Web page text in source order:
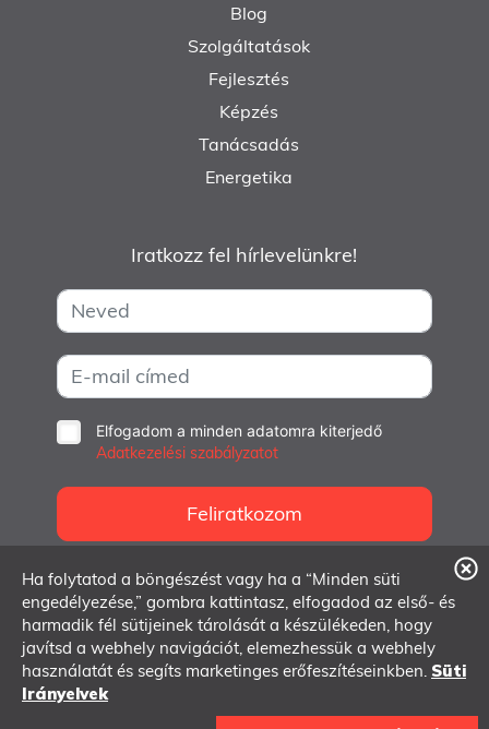
Blog
Szolgáltatások
Fejlesztés
Képzés
Tanácsadás
Energetika
Iratkozz fel hírlevelünkre!
Elfogadom a minden adatomra kiterjedő
Adatkezelési szabályzatot
Feliratkozom
info@dmlab.hu
1062 Budapest, Andrássy út 97.
Ha folytatod a böngészést vagy ha a “Minden süti
engedélyezése,” gombra kattintasz, elfogadod az első- és
harmadik fél sütijeinek tárolását a készülékeden, hogy
javítsd a webhely navigációt, elemezhessük a webhely
használatát és segíts marketinges erőfeszítéseinkben. Süti
Irányelvek